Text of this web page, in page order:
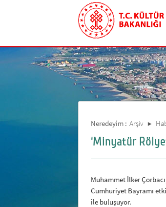
Neredeyim : Arşiv
‘Minyatür
Muhammet İlker
Cumhuriyet Bayramı
ile buluşuyor.